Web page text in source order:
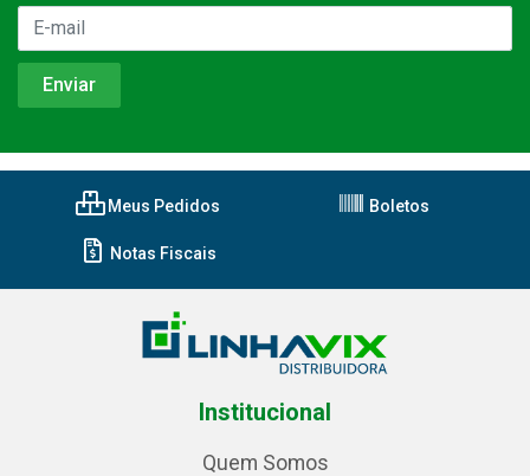
Meus Pedidos Boletos
Notas Fiscais
Institucional
Quem Somos